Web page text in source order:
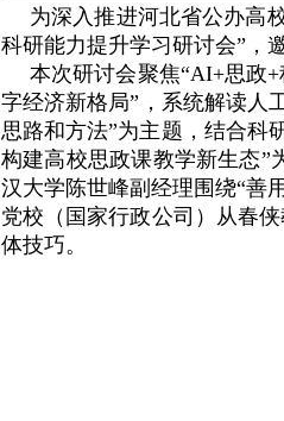
为深入推进河北省公办高
科研能力提升学习研讨会”，
本次研讨会聚焦“AI+思政
字经济新格局”，系统解读人
思路和方法”为主题，结合科
构建高校思政课教学新生态”
汉大学陈世峰副经理围绕“善
党校（国家行政公司）从春
体技巧。